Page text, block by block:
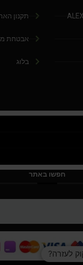
תקנון
אבטחת
בלוג
חפשו באתר
לעזרה?